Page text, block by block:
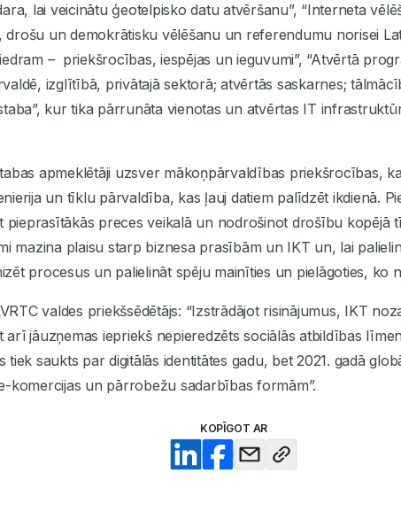
lai veicinātu ģeotelpisko datu atvēršanu”, “Interneta
un demokrātisku vēlēšanu un referendumu norisei
– priekšrocības, iespējas un ieguvumi”, “Atvērtā
izglītībā, privātajā sektorā; atvērtās saskarnes;
kur tika pārrunāta vienotas un atvērtas IT
apmeklētāji uzsver mākoņpārvaldības priekšrocības,
un tīklu pārvaldība, kas ļauj datiem palīdzēt ikdienā.
pieprasītākās preces veikalā un nodrošinot drošību kopējā
mazina plaisu starp biznesa prasībām un IKT un, lai
procesus un palielināt spēju mainīties un pielāgoties, ko
valdes priekšsēdētājs: “Izstrādājot risinājumus, IKT
arī jāuzņemas iepriekš nepieredzēts sociālās atbildības
tiek saukts par digitālās identitātes gadu, bet 2021. gadā
komercijas un pārrobežu sadarbības formām”.
KOPĪGOT AR